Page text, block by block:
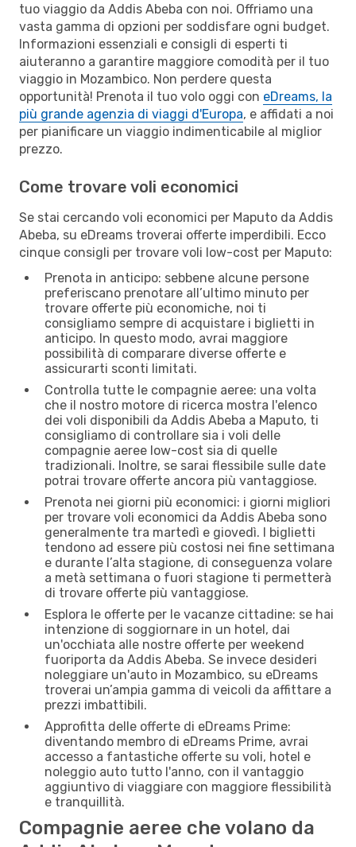
tuo viaggio da Addis Abeba con noi. Offriamo una
vasta gamma di opzioni per soddisfare ogni budget.
Informazioni essenziali e consigli di esperti ti
aiuteranno a garantire maggiore comodità per il tuo
viaggio in Mozambico. Non perdere questa
opportunità! Prenota il tuo volo oggi con eDreams, la
più grande agenzia di viaggi d'Europa, e affidati a noi
per pianificare un viaggio indimenticabile al miglior
prezzo.
Come trovare voli economici
Se stai cercando voli economici per Maputo da Addis
Abeba, su eDreams troverai offerte imperdibili. Ecco
cinque consigli per trovare voli low-cost per Maputo:
Prenota in anticipo: sebbene alcune persone
preferiscano prenotare all’ultimo minuto per
trovare offerte più economiche, noi ti
consigliamo sempre di acquistare i biglietti in
anticipo. In questo modo, avrai maggiore
possibilità di comparare diverse offerte e
assicurarti sconti limitati.
Controlla tutte le compagnie aeree: una volta
che il nostro motore di ricerca mostra l'elenco
dei voli disponibili da Addis Abeba a Maputo, ti
consigliamo di controllare sia i voli delle
compagnie aeree low-cost sia di quelle
tradizionali. Inoltre, se sarai flessibile sulle date
potrai trovare offerte ancora più vantaggiose.
Prenota nei giorni più economici: i giorni migliori
per trovare voli economici da Addis Abeba sono
generalmente tra martedì e giovedì. I biglietti
tendono ad essere più costosi nei fine settimana
e durante l’alta stagione, di conseguenza volare
a metà settimana o fuori stagione ti permetterà
di trovare offerte più vantaggiose.
Esplora le offerte per le vacanze cittadine: se hai
intenzione di soggiornare in un hotel, dai
un'occhiata alle nostre offerte per weekend
fuoriporta da Addis Abeba. Se invece desideri
noleggiare un'auto in Mozambico, su eDreams
troverai un’ampia gamma di veicoli da affittare a
prezzi imbattibili.
Approfitta delle offerte di eDreams Prime:
diventando membro di eDreams Prime, avrai
accesso a fantastiche offerte su voli, hotel e
noleggio auto tutto l'anno, con il vantaggio
aggiuntivo di viaggiare con maggiore flessibilità
e tranquillità.
Compagnie aeree che volano da